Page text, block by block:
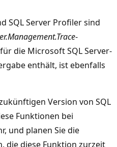
SQL Server Profiler sind
-
die Microsoft SQL Server-
enthält, ist ebenfalls
Version von SQL
Funktionen bei
und planen Sie die
die diese Funktion zurzeit